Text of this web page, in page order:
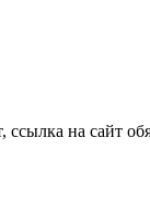
на сайт